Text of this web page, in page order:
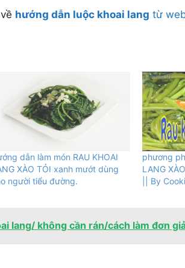
hướng dẫn luộc khoai lang từ
dẫn làm món RAU KHOAI
XÀO TỎI xanh mướt dùng
người tiểu đường.
phương
LANG
|| By
lang/ không cần rán/cách làm đơn